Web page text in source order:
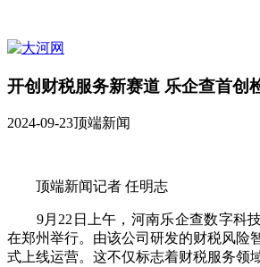
开创财税服务新赛道 乐企查首创
2024-09-23顶端新闻
顶端新闻记者 任明志
9月22日上午，河南乐企查数字科
在郑州举行。由该公司研发的财税风险
式上线运营。这不仅标志着财税服务领